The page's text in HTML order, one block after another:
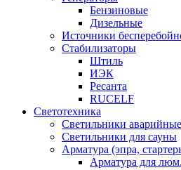
Бензиновые
Дизельные
Источники
Стабилизаторы
Штиль
ИЭК
Ресанта
RUCELF
Светотехника
Светильники аварийные
Светильники для сауны
Арматура (эпра,
Арматура для